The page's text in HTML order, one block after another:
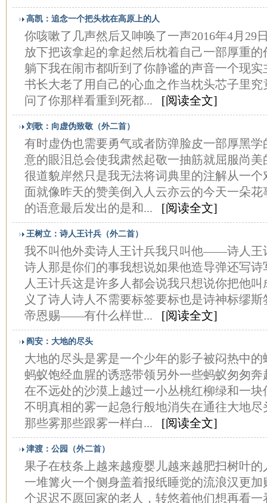
高凯：追念一个把头枕在高原上的人
你咳嗽了几声然后又呻唤了一声2016年4月29
放下把该拿起的拿起然后枕着自己一部厚重
躺下我在闹市都听到了你静谧的声音一个现
书长大老了用自己的心血之作当枕头芯子里
问了你那样看重到死都... [阅读全文]
刘歌：向虚伪致敬（外二首）
有时虚伪也需要勇气或者防弹脸皮一部厚黑
意的眼泪总会使我肃然起敬一抽筋就屈服尚
很道貌岸然只是我无法将词典里的注解从一
面就像昨天的赞美倒入人云亦云的今天一朵
的语意最后发出的是和... [阅读全文]
王树立：诗人王计兵（外二首）
我不叫他外卖诗人王计兵我只叫他——诗人王
诗人那是你们的事我想说如果他造导弹还写
人王计兵这是许多人都会说我只想说你把他
义了诗人诗人不需要标签要标也是诗神标缪
帝恩赐——有什么样世... [阅读全文]
阎安：大地的尽头
大地的尽头是雾是一个少年的影子被闷热中
蚂蚁饱经血腥的诱惑带领另外一些蚂蚁匆匆
在不远处的沙漠上越过一小丛桃红柳绿和一
不明真相的雾一起急行般地消失在通往大地
那些雾那些跟雾一样白... [阅读全文]
津渡：公园（外二首）
果子在枝条上越来越瘦婴儿越来越肥扫树叶
一堆篝火一个侧身盖着报纸睡觉的流浪汉更
个迟迟不愿回家的老人，转悠着他们想再看